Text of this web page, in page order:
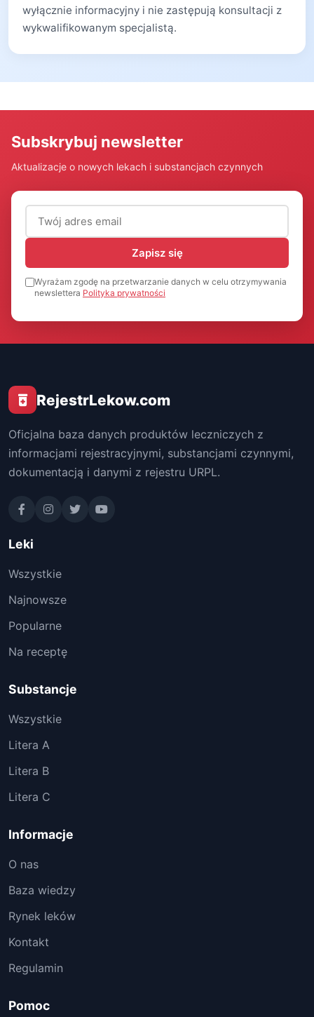
wyłącznie informacyjny i nie zastępują konsultacji z
wykwalifikowanym specjalistą.
Subskrybuj newsletter
Aktualizacje o nowych lekach i substancjach czynnych
Adres email (wymagany)
Zapisz się
Wyrażam zgodę na przetwarzanie danych w celu otrzymywania
newslettera Polityka prywatności
RejestrLekow.com
Oficjalna baza danych produktów leczniczych z
informacjami rejestracyjnymi, substancjami czynnymi,
dokumentacją i danymi z rejestru URPL.
Leki
Wszystkie
Najnowsze
Popularne
Na receptę
Substancje
Wszystkie
Litera A
Litera B
Litera C
Informacje
O nas
Baza wiedzy
Rynek leków
Kontakt
Regulamin
Pomoc